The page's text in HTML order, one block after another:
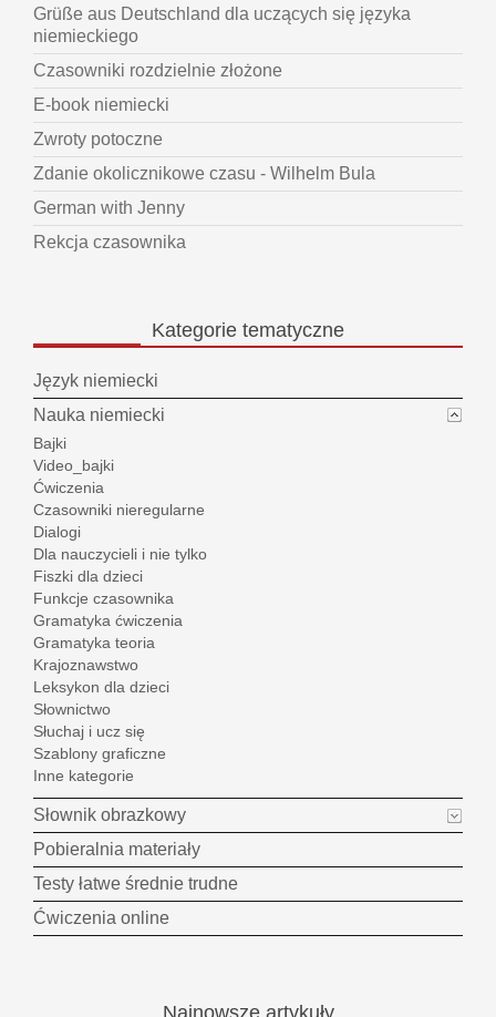
Grüße aus Deutschland dla uczących się języka
niemieckiego
Czasowniki rozdzielnie złożone
E-book niemiecki
Zwroty potoczne
Zdanie okolicznikowe czasu - Wilhelm Bula
German with Jenny
Rekcja czasownika
Kategorie tematyczne
Język niemiecki
Nauka niemiecki
Bajki
Video_bajki
Ćwiczenia
Czasowniki nieregularne
Dialogi
Dla nauczycieli i nie tylko
Fiszki dla dzieci
Funkcje czasownika
Gramatyka ćwiczenia
Gramatyka teoria
Krajoznawstwo
Leksykon dla dzieci
Słownictwo
Słuchaj i ucz się
Szablony graficzne
Inne kategorie
Słownik obrazkowy
Pobieralnia materiały
Testy łatwe średnie trudne
Ćwiczenia online